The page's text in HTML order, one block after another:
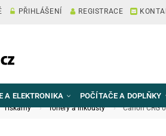
PŘIHLÁŠENÍ REGISTRACE
A ELEKTRONIKA POČÍTAČE A DOPLŇKY
Tiskárny Tonery a inkousty Canon CRG